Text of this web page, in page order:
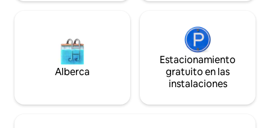
Alberca
Estacionamiento
gratuito en las
instalaciones